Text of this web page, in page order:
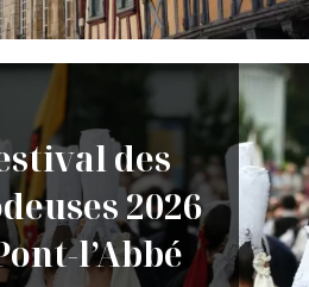
des
2026
l’Abbé